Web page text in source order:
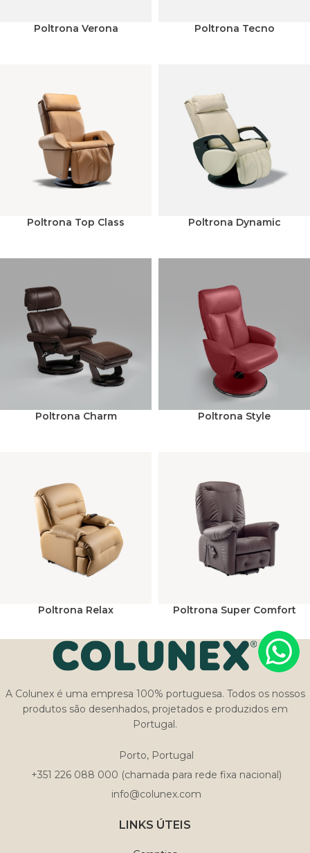
Poltrona Verona Poltrona Tecno
Poltrona Top Class Poltrona Dynamic
Poltrona Charm Poltrona Style
Poltrona Relax Poltrona Super Comfort
A Colunex é uma empresa 100% portuguesa. Todos os nossos
produtos são desenhados, projetados e produzidos em
Portugal.
Porto, Portugal
+351 226 088 000 (chamada para rede fixa nacional)
info@colunex.com
LINKS ÚTEIS